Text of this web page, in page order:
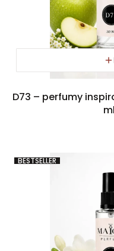
D73 – perfumy
BESTSELLER